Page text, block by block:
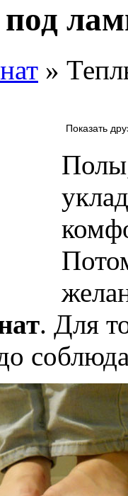
»
Показать
. Для